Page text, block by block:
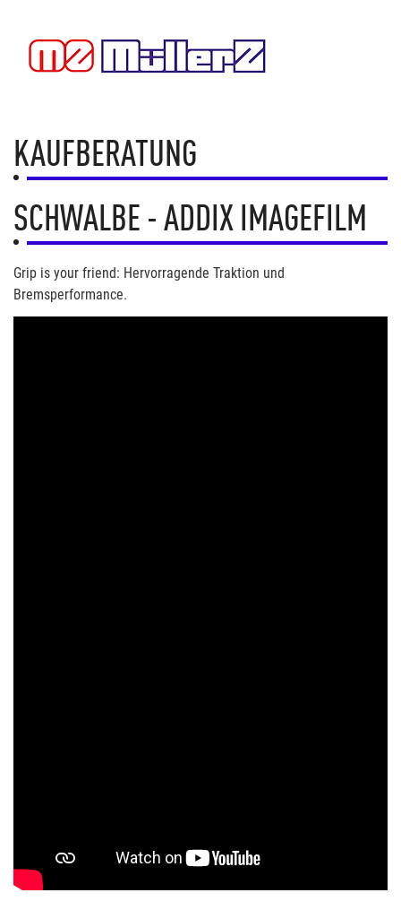
KAUFBERATUNG
SCHWALBE - ADDIX IMAGEFILM
Grip is your friend: Hervorragende Traktion und
Bremsperformance.